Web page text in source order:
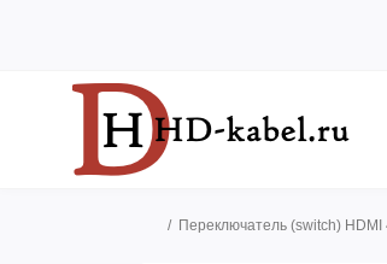
Переключатель (switch)